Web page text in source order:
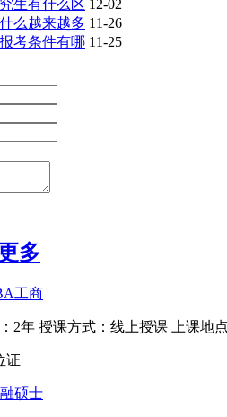
生有什么区 12-02
么越来越多 11-26
考条件有哪 11-25
多
工商
2年 授课方式：线上授课 上课地
证
硕士